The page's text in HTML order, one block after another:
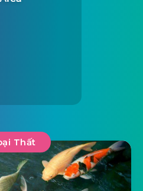
Thất